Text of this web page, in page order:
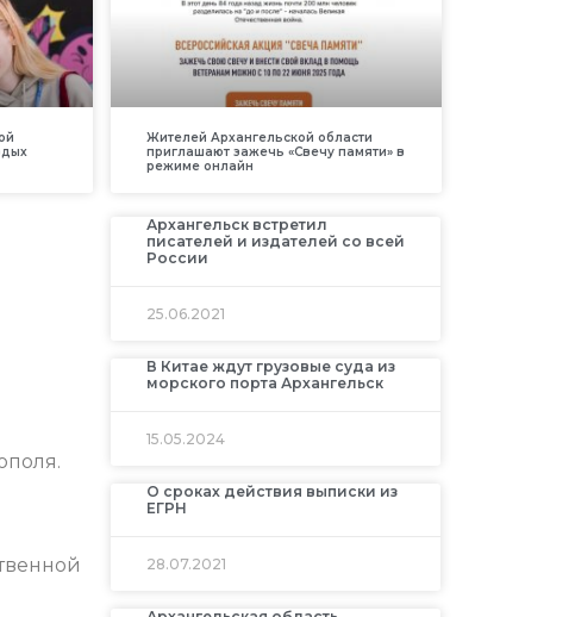
Жителей Архангельской области
приглашают зажечь «Свечу памяти» в
режиме онлайн
Архангельск встретил
писателей и издателей со всей
России
25.06.2021
В Китае ждут грузовые суда из
морского порта Архангельск
15.05.2024
О сроках действия выписки из
ЕГРН
28.07.2021